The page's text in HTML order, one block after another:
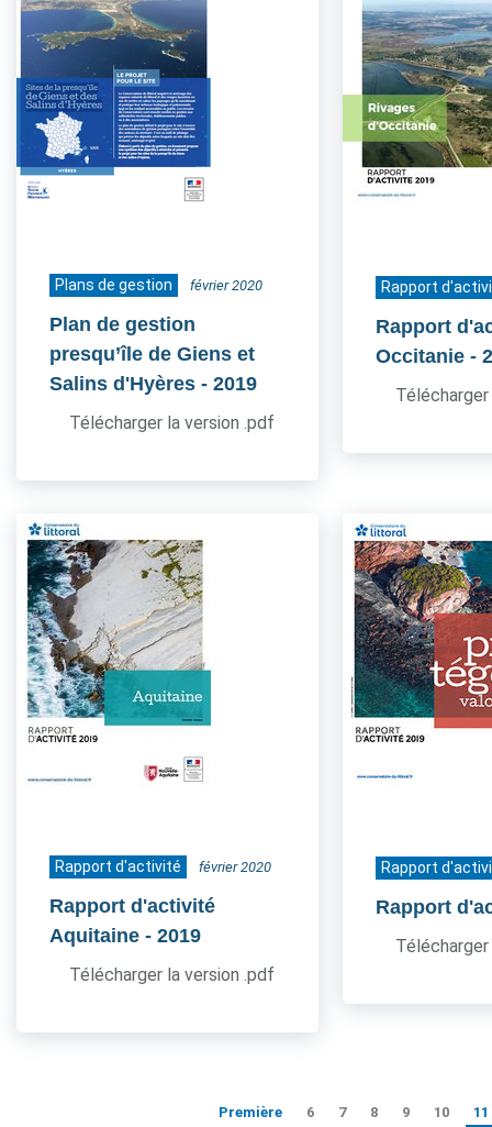
Plans de gestion février 2020
Plan de gestion
presqu’île de Giens et
Salins d'Hyères - 2019
Télécharger la version .pdf
Rapport
Rapport
Occitanie -
Rapport d'activité février 2020
Rapport d'activité
Aquitaine - 2019
Télécharger la version .pdf
Rapport
Rapport
Première 6 7 8 9 10 11